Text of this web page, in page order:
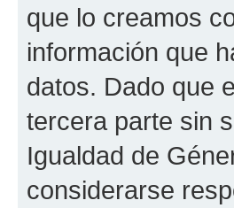
que lo creamos
información que
datos. Dado que
tercera parte sin
Igualdad de
considerarse